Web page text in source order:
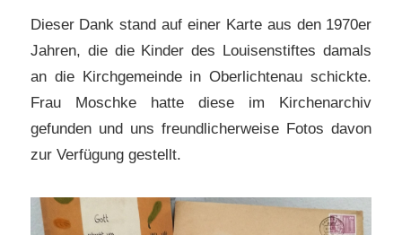
Dieser Dank stand auf einer Karte aus den 1970er
Jahren, die die Kinder des Louisenstiftes damals
an die Kirchgemeinde in Oberlichtenau schickte.
Frau Moschke hatte diese im Kirchenarchiv
gefunden und uns freundlicherweise Fotos davon
zur Verfügung gestellt.